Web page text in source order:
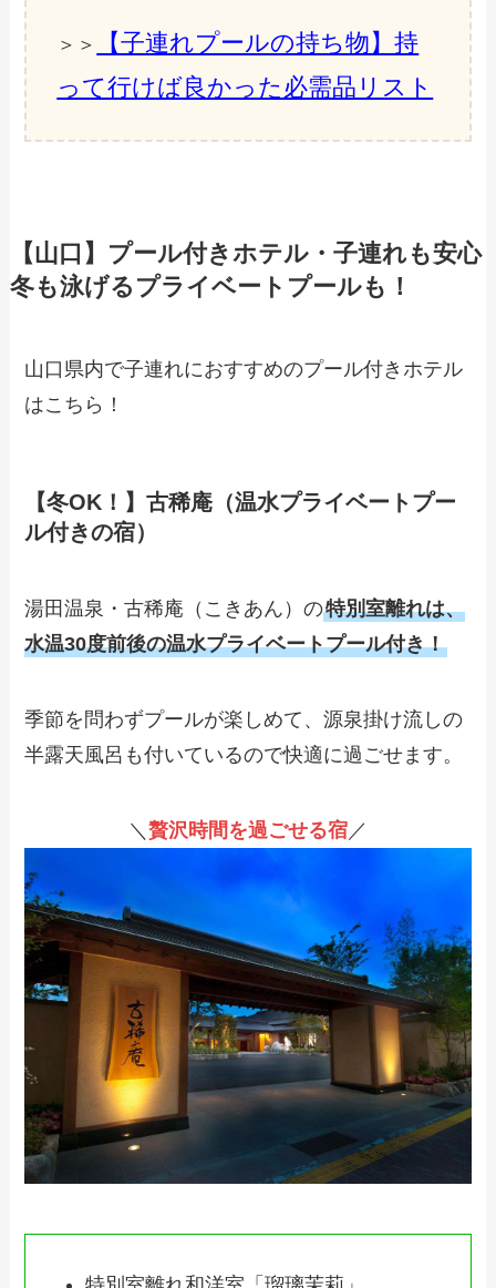
＞＞
【子連れプールの持ち物】持
って行けば良かった必需品リスト
【山口】プール付きホテル・子連れも安心
冬も泳げるプライベートプールも！
山口県内で子連れにおすすめのプール付きホテル
はこちら！
【冬OK！】古稀庵（温水プライベートプー
ル付きの宿）
湯田温泉・古稀庵（こきあん）の特別室離れは、
水温30度前後の温水プライベートプール付き！
季節を問わずプールが楽しめて、源泉掛け流しの
半露天風呂も付いているので快適に過ごせます。
＼ 贅沢時間を過ごせる宿／